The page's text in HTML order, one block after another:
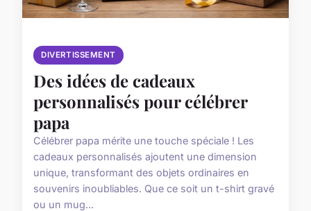
DIVERTISSEMENT
Des idées de cadeaux
personnalisés pour célébrer
papa
Célébrer papa mérite une touche spéciale ! Les
cadeaux personnalisés ajoutent une dimension
unique, transformant des objets ordinaires en
souvenirs inoubliables. Que ce soit un t-shirt gravé
ou un mug...